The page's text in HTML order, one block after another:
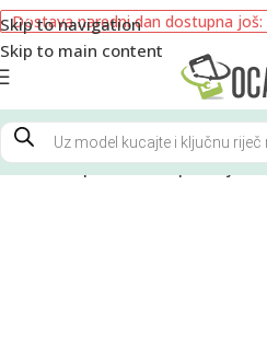
Skip to navigation
Skip to main content
Početna Oprema za reparaciju
Dostava naredni dan dostupna još: